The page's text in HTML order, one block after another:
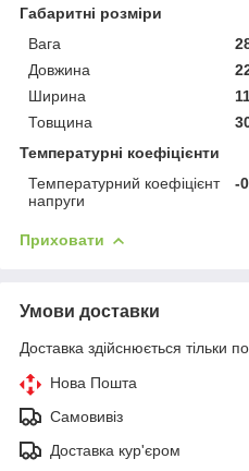
Габаритні розміри
Вага
Довжина
Ширина
Товщина
Температурні коефіцієнти
Температурний коефіцієнт
напруги
-
Приховати
Умови доставки
Доставка здійснюється тільки
Нова Пошта
Самовивіз
Доставка кур'єром